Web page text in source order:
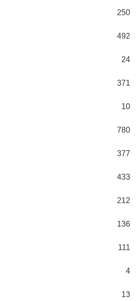
250
492
24
371
10
780
377
433
212
136
111
4
13